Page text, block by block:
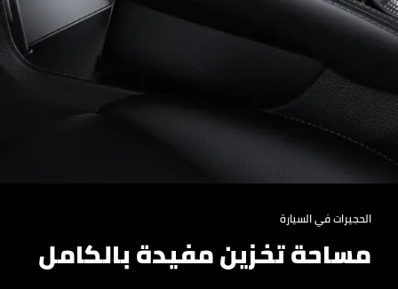
الحجيرات في السيارة
مساحة تخزين مفيدة بالكامل